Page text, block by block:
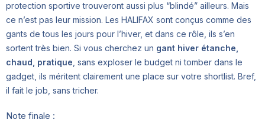
protection sportive trouveront aussi plus “blindé” ailleurs. Mais
ce n’est pas leur mission. Les HALIFAX sont conçus comme des
gants de tous les jours pour l’hiver, et dans ce rôle, ils s’en
sortent très bien. Si vous cherchez un gant hiver étanche,
chaud, pratique, sans exploser le budget ni tomber dans le
gadget, ils méritent clairement une place sur votre shortlist. Bref,
il fait le job, sans tricher.
Note finale :